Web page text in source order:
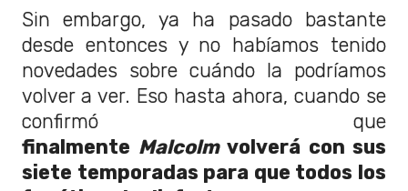
Sin embargo, ya ha pasado bastante
desde entonces y no habíamos tenido
novedades sobre cuándo la podríamos
volver a ver. Eso hasta ahora, cuando se
confirmó que
finalmente Malcolm volverá con sus
siete temporadas para que todos los